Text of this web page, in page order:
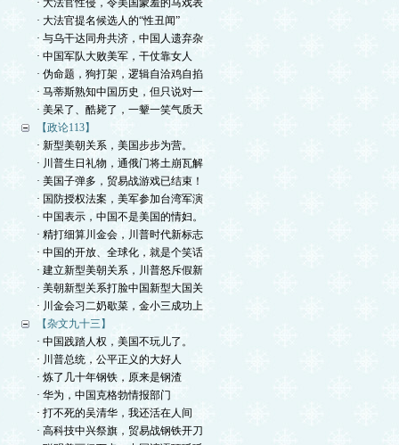
· 大法官性侵，令美国蒙羞的马戏表
· 大法官提名候选人的“性丑闻”
· 与乌干达同舟共济，中国人遗弃杂
· 中国军队大败美军，干仗靠女人
· 伪命题，狗打架，逻辑自洽鸡自掐
· 马蒂斯熟知中国历史，但只说对一
· 美呆了、酷毙了，一颦一笑气质天
【政论113】
· 新型美朝关系，美国步步为营。
· 川普生日礼物，通俄门将土崩瓦解
· 美国子弹多，贸易战游戏已结束！
· 国防授权法案，美军参加台湾军演
· 中国表示，中国不是美国的情妇。
· 精打细算川金会，川普时代新标志
· 中国的开放、全球化，就是个笑话
· 建立新型美朝关系，川普怒斥假新
· 美朝新型关系打脸中国新型大国关
· 川金会习二奶歇菜，金小三成功上
【杂文九十三】
· 中国践踏人权，美国不玩儿了。
· 川普总统，公平正义的大好人
· 炼了几十年钢铁，原来是钢渣
· 华为，中国克格勃情报部门
· 打不死的吴清华，我还活在人间
· 高科技中兴祭旗，贸易战钢铁开刀